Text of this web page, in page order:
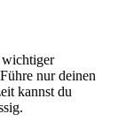
nur deinen
kannst du